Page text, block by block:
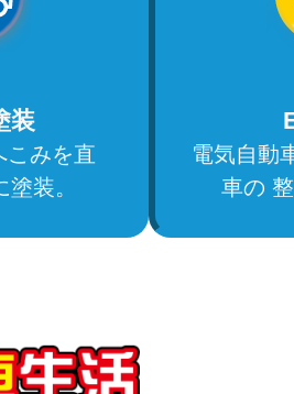
装
こみを直
装。
電気自動
車の